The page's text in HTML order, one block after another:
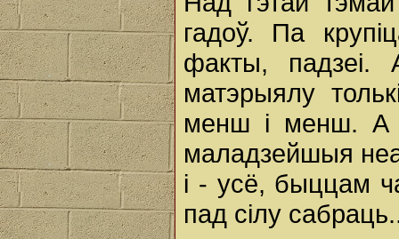
гадоў. Па
факты,
матэрыялу
менш і менш. А
маладзейшыя
і - усё, быццам
пад сілу